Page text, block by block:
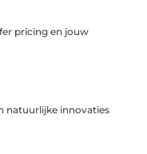
pricing en jouw
natuurlijke innovaties